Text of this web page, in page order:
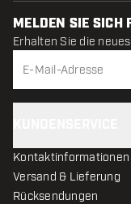
MELDEN SIE SICH
Erhalten Sie die
Kontaktinformationen
Versand & Lieferung
Rücksendungen